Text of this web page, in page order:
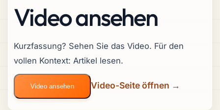
Video ansehen
Kurzfassung? Sehen Sie das Video. Für den
vollen Kontext: Artikel lesen.
Video ansehen Video-Seite öffnen →